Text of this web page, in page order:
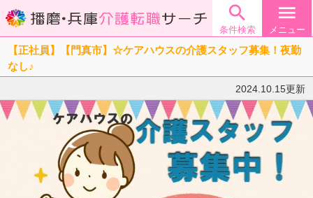

条件検索
menu
メニュー
【正社員】【門真市】☆ケアハウスの介護スタッフ募集！夜勤
なし♪
2024.10.15更新